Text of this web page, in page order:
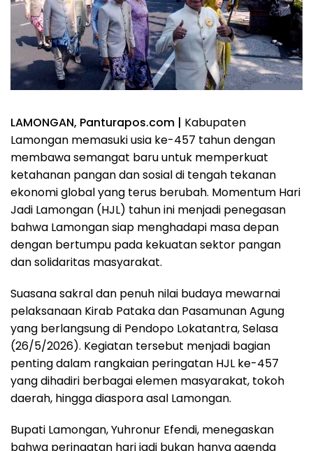
LAMONGAN, Panturapos.com | Kabupaten
Lamongan memasuki usia ke-457 tahun dengan
membawa semangat baru untuk memperkuat
ketahanan pangan dan sosial di tengah tekanan
ekonomi global yang terus berubah. Momentum Hari
Jadi Lamongan (HJL) tahun ini menjadi penegasan
bahwa Lamongan siap menghadapi masa depan
dengan bertumpu pada kekuatan sektor pangan
dan solidaritas masyarakat.
Suasana sakral dan penuh nilai budaya mewarnai
pelaksanaan Kirab Pataka dan Pasamunan Agung
yang berlangsung di Pendopo Lokatantra, Selasa
(26/5/2026). Kegiatan tersebut menjadi bagian
penting dalam rangkaian peringatan HJL ke-457
yang dihadiri berbagai elemen masyarakat, tokoh
daerah, hingga diaspora asal Lamongan.
Bupati Lamongan,Yuhronur Efendi, menegaskan
bahwa peringatan hari jadi bukan hanya agenda